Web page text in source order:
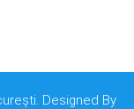
Designed By